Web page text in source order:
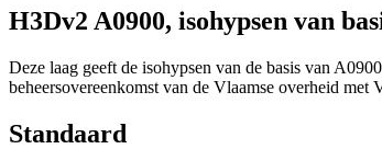
H3Dv2 A0900, isohypsen van
Deze laag geeft de isohypsen van de basis van
beheersovereenkomst van de Vlaamse overheid
Standaard